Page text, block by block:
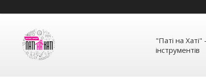
"Паті на
інструментів